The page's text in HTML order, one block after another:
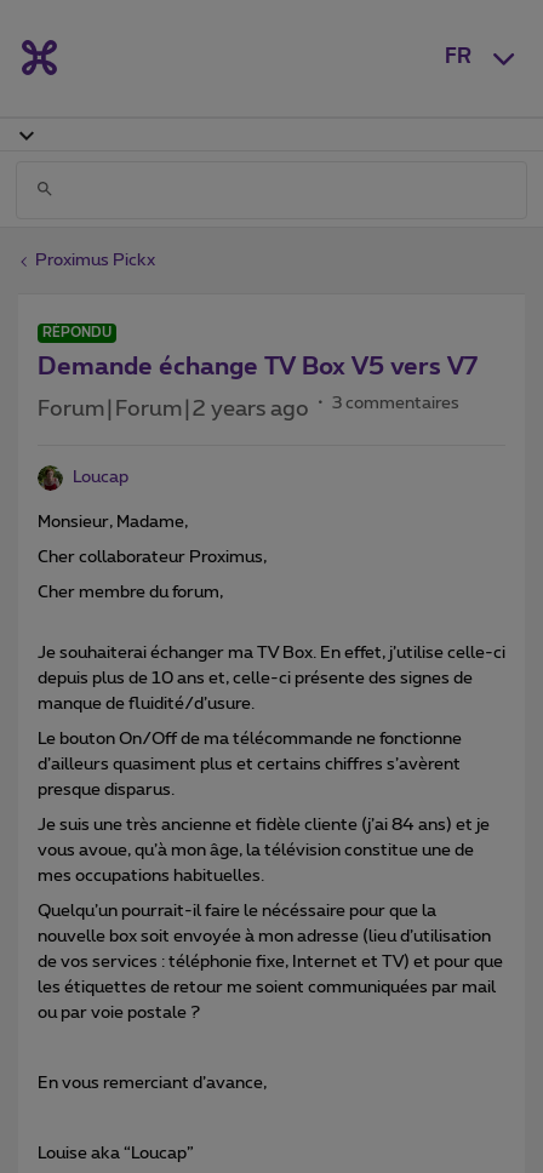
FR
Proximus Pickx
RÉPONDU
Demande échange TV Box V5 vers V7
Forum|Forum|2 years ago 3 commentaires
Loucap
Monsieur, Madame,
Cher collaborateur Proximus,
Cher membre du forum,
Je souhaiterai échanger ma TV Box. En effet, j’utilise celle-ci
depuis plus de 10 ans et, celle-ci présente des signes de
manque de fluidité/d’usure.
Le bouton On/Off de ma télécommande ne fonctionne
d’ailleurs quasiment plus et certains chiffres s’avèrent
presque disparus.
Je suis une très ancienne et fidèle cliente (j’ai 84 ans) et je
vous avoue, qu’à mon âge, la télévision constitue une de
mes occupations habituelles.
Quelqu’un pourrait-il faire le nécéssaire pour que la
nouvelle box soit envoyée à mon adresse (lieu d’utilisation
de vos services : téléphonie fixe, Internet et TV) et pour que
les étiquettes de retour me soient communiquées par mail
ou par voie postale ?
En vous remerciant d’avance,
Louise aka “Loucap”